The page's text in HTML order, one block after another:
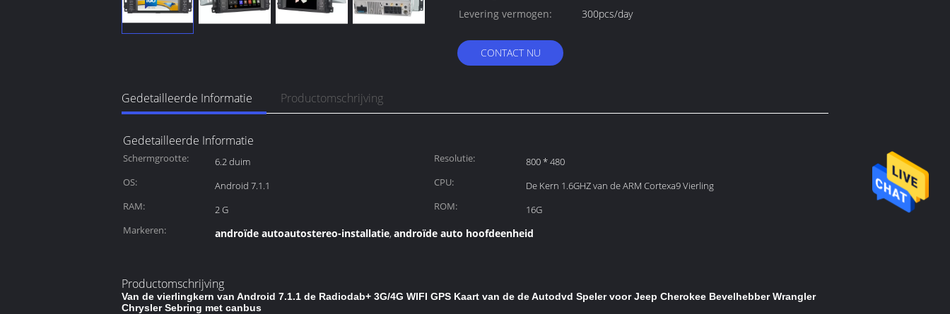
Levering vermogen:
300pcs/day
CONTACT NU
Gedetailleerde Informatie Productomschrijving
Gedetailleerde Informatie
Schermgrootte: 6.2 duim Resolutie:
800 * 480
OS:
Android 7.1.1 CPU:
De Kern 1.6GHZ van de ARM Cortexa9 Vierling
RAM:
2 G ROM:
16G
Markeren:
androïde autoautostereo-installatie, androïde auto hoofdeenheid
Productomschrijving
Van de vierlingkern van Android 7.1.1 de Radiodab+ 3G/4G WIFI GPS Kaart van de de Autodvd Speler voor Jeep Cherokee Bevelhebber Wrangler
Chrysler Sebring met canbus